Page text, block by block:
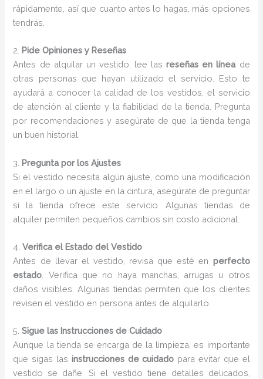
rápidamente, así que cuanto antes lo hagas, más opciones
tendrás.
2. Pide Opiniones y Reseñas
Antes de alquilar un vestido, lee lasreseñas en líneade
otras personas que hayan utilizado el servicio. Esto te
ayudará a conocer la calidad de los vestidos, el servicio
de atención al cliente y la fiabilidad de la tienda. Pregunta
por recomendaciones y asegúrate de que la tienda tenga
un buen historial.
3. Pregunta por los Ajustes
Si el vestido necesita algún ajuste, como una modificación
en el largo o un ajuste en la cintura, asegúrate de preguntar
si la tienda ofrece este servicio. Algunas tiendas de
alquiler permiten pequeños cambios sin costo adicional.
4.Verifica el Estado del Vestido
Antes de llevar el vestido, revisa que esté en perfecto
estado . Verifica que no haya manchas, arrugas u otros
daños visibles. Algunas tiendas permiten que los clientes
revisen el vestido en persona antes de alquilarlo.
5.Sigue las Instrucciones de Cuidado
Aunque la tienda se encarga de la limpieza, es importante
que sigas las instrucciones de cuidado para evitar que el
vestido se dañe. Si el vestido tiene detalles delicados,